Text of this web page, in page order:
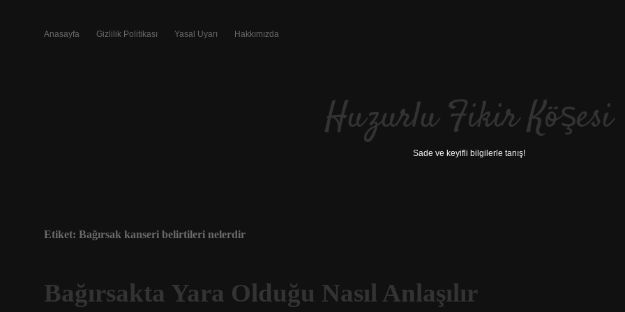
Anasayfa Gizlilik Politikası Yasal Uyarı Hakkımızda
Huzurlu Fikir Köşesi
Sade ve keyifli bilgilerle tanış!
Etiket: Bağırsak kanseri belirtileri nelerdir
Bağırsakta Yara Olduğu Nasıl Anlaşılır